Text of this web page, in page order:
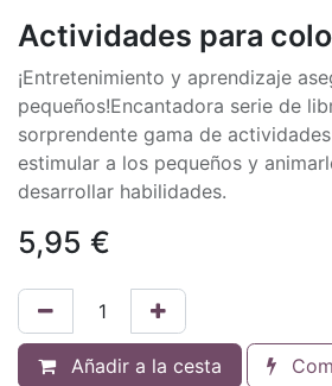
Actividades para
¡Entretenimiento y aprendizaje
pequeños!Encantadora serie de
sorprendente gama de
estimular a los pequeños y
desarrollar habilidades.
5,95 €
Añadir a la cesta